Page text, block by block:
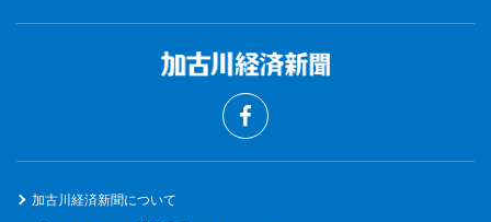
加古川経済新聞について